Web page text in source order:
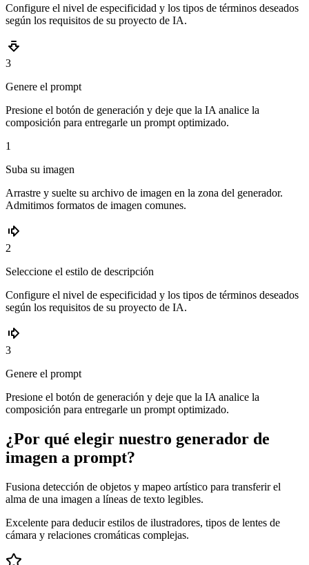
Configure el nivel de especificidad y los tipos de términos deseados
según los requisitos de su proyecto de IA.
3
Genere el prompt
Presione el botón de generación y deje que la IA analice la
composición para entregarle un prompt optimizado.
1
Suba su imagen
Arrastre y suelte su archivo de imagen en la zona del generador.
Admitimos formatos de imagen comunes.
2
Seleccione el estilo de descripción
Configure el nivel de especificidad y los tipos de términos deseados
según los requisitos de su proyecto de IA.
3
Genere el prompt
Presione el botón de generación y deje que la IA analice la
composición para entregarle un prompt optimizado.
¿Por qué elegir nuestro generador de
imagen a prompt?
Fusiona detección de objetos y mapeo artístico para transferir el
alma de una imagen a líneas de texto legibles.
Excelente para deducir estilos de ilustradores, tipos de lentes de
cámara y relaciones cromáticas complejas.